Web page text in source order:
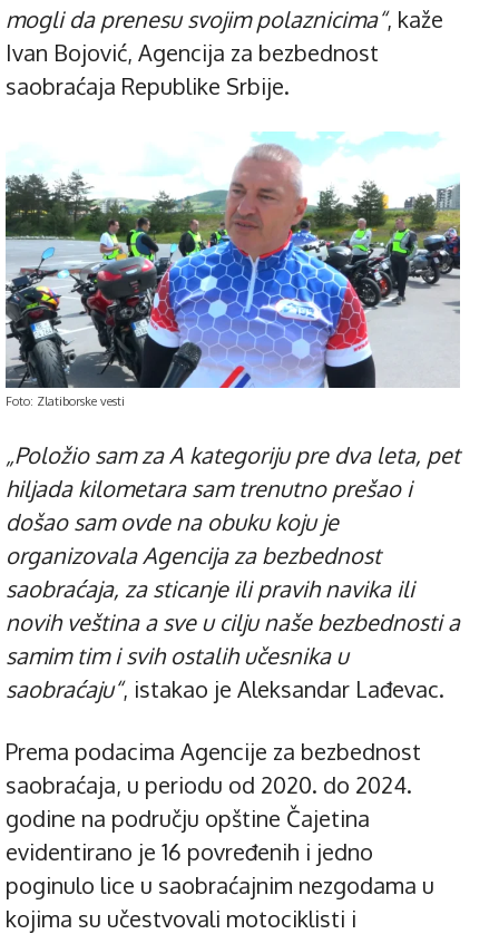
mogli da prenesu svojim polaznicima“, kaže
Ivan Bojović, Agencija za bezbednost
saobraćaja Republike Srbije.
Foto: Zlatiborske vesti
„Položio sam za A kategoriju pre dva leta, pet
hiljada kilometara sam trenutno prešao i
došao sam ovde na obuku koju je
organizovala Agencija za bezbednost
saobraćaja, za sticanje ili pravih navika ili
novih veština a sve u cilju naše bezbednosti a
samim tim i svih ostalih učesnika u
saobraćaju“, istakao je Aleksandar Lađevac.
Prema podacima Agencije za bezbednost
saobraćaja, u periodu od 2020. do 2024.
godine na području opštine Čajetina
evidentirano je 16 povređenih i jedno
poginulo lice u saobraćajnim nezgodama u
kojima su učestvovali motociklisti i